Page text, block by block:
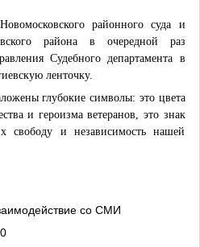
районного суда и
района в очередной раз
Судебного департамента в
ленточку.
глубокие символы: это цвета
и героизма ветеранов, это знак
свободу и независимость нашей
со СМИ